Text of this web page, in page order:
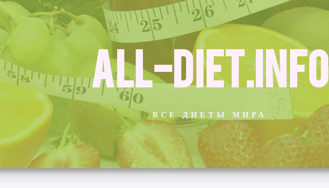
ALL-DIET.INFO
ВСЕ ДИЕТЫ МИРА